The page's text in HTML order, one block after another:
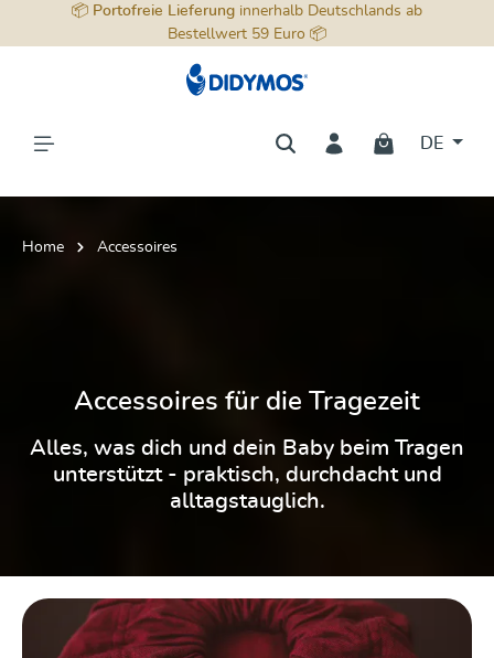
springen
📦 Portofreie Lieferung innerhalb Deutschlands ab
Bestellwert 59 Euro 📦
DE
Home Accessoires
Accessoires für die Tragezeit
Alles, was dich und dein Baby beim Tragen
unterstützt - praktisch, durchdacht und
alltagstauglich.
Kategoriegalerie überspringen